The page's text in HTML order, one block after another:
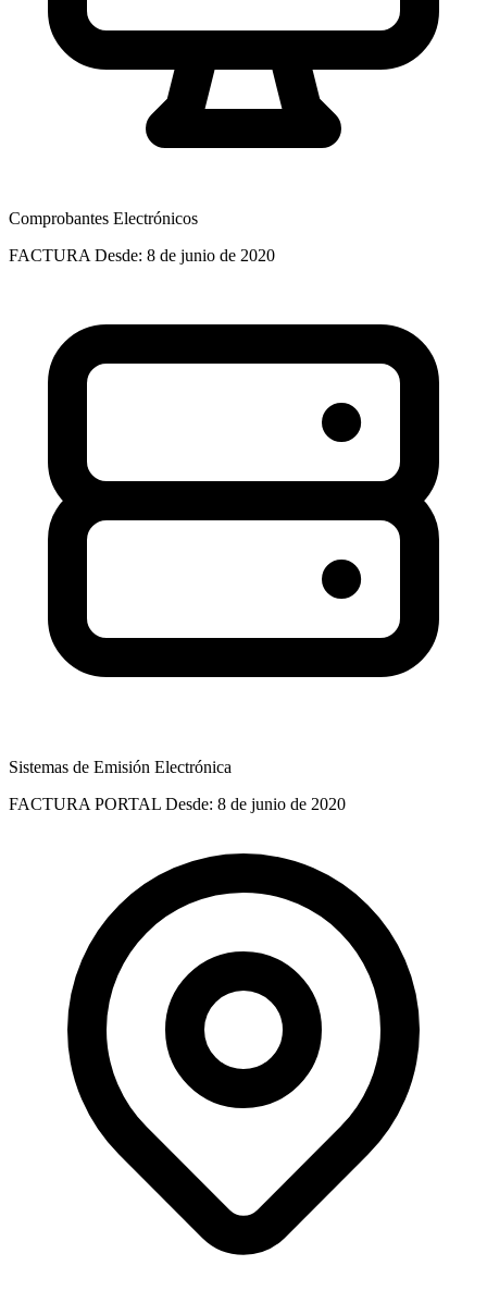
Comprobantes Electrónicos
FACTURA Desde: 8 de junio de 2020
Sistemas de Emisión Electrónica
FACTURA PORTAL Desde: 8 de junio de 2020